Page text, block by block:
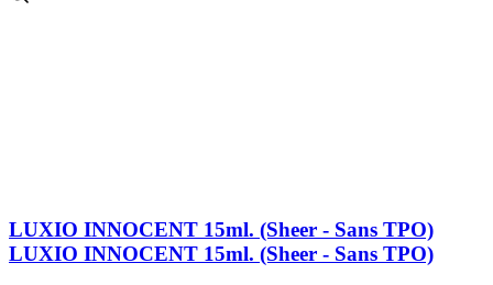
LUXIO INNOCENT 15ml. (Sheer - Sans TPO)
LUXIO INNOCENT 15ml. (Sheer - Sans TPO)